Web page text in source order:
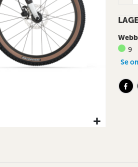
9
Se